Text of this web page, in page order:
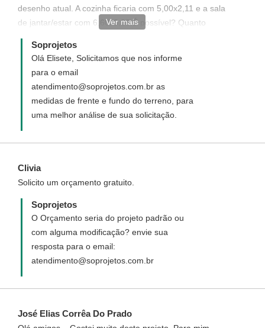
desenho atual. A cozinha ficaria com 5,00x2,11 e a sala
de jantar/estar com 6,60x3,03.É possível? Quanto
ficaria o projeto com estas modificações?
Ver mais
Soprojetos
Olá Elisete, Solicitamos que nos informe
para o email
atendimento@soprojetos.com.br as
medidas de frente e fundo do terreno, para
uma melhor análise de sua solicitação.
Clivia
Solicito um orçamento gratuito.
Soprojetos
O Orçamento seria do projeto padrão ou
com alguma modificação? envie sua
resposta para o email:
atendimento@soprojetos.com.br
José Elias Corrêa Do Prado